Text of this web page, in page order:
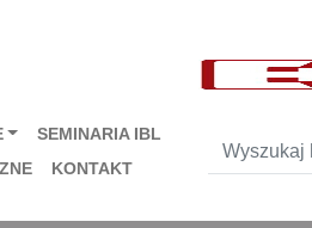
SEMINARIA IBL
KONTAKT